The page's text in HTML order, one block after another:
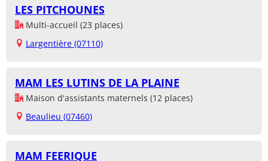
LES PITCHOUNES
Multi-accueil (23 places)
Largentière (07110)
MAM LES LUTINS DE LA PLAINE
Maison d'assistants maternels (12 places)
Beaulieu (07460)
MAM FEERIQUE